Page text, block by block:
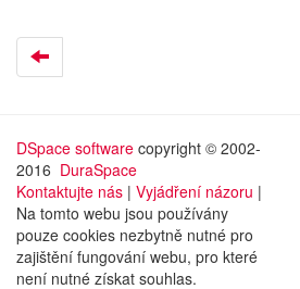
DSpace software copyright © 2002-
2016 DuraSpace
Kontaktujte nás | Vyjádření názoru |
Na tomto webu jsou používány
pouze cookies nezbytně nutné pro
zajištění fungování webu, pro které
není nutné získat souhlas.